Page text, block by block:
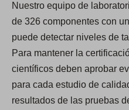
Nuestro equipo de
de 326 componentes con
puede detectar niveles de
Para mantener la
científicos deben aprobar
para cada estudio de
resultados de las pruebas